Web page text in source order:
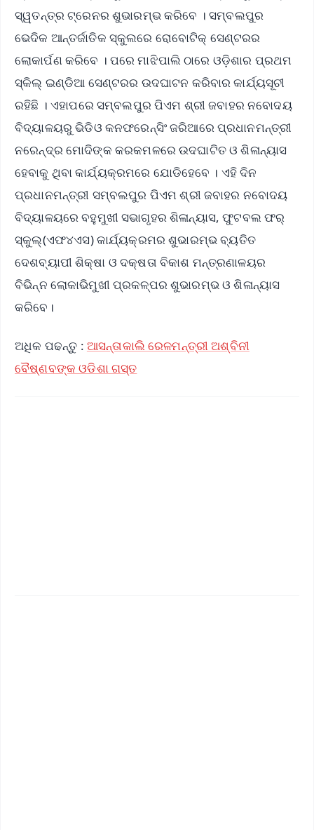
ସ୍ୱତନ୍ତ୍ର ଟ୍ରେନର ଶୁଭାରମ୍ଭ କରିବେ । ସମ୍ବଲପୁର
ଭେଦିକ ଆନ୍ତର୍ଜାତିକ ସ୍କୁଲରେ ରୋବୋଟିକ୍ ସେଣ୍ଟରର
ଲୋକାର୍ପଣ କରିବେ । ପରେ ମାଝିପାଲି ଠାରେ ଓଡ଼ିଶାର ପ୍ରଥମ
ସ୍କିଲ୍ ଇଣ୍ଡିଆ ସେଣ୍ଟରର ଉଦଘାଟନ କରିବାର କାର୍ଯ୍ୟସୂଚୀ
ରହିଛି । ଏହାପରେ ସମ୍ବଲପୁର ପିଏମ ଶ୍ରୀ ଜବାହର ନବୋଦୟ
ବିଦ୍ୟାଳୟରୁ ଭିଡିଓ କନଫରେନ୍ସିଂ ଜରିଆରେ ପ୍ରଧାନମନ୍ତ୍ରୀ
ନରେନ୍ଦ୍ର ମୋଦିଙ୍କ କରକମଳରେ ଉଦଘାଟିତ ଓ ଶିଳାନ୍ୟାସ
ହେବାକୁ ଥିବା କାର୍ଯ୍ୟକ୍ରମରେ ଯୋଡିହେବେ । ଏହି ଦିନ
ପ୍ରଧାନମନ୍ତ୍ରୀ ସମ୍ବଲପୁର ପିଏମ ଶ୍ରୀ ଜବାହର ନବୋଦୟ
ବିଦ୍ୟାଳୟରେ ବହୁମୁଖୀ ସଭାଗୃହର ଶିଳାନ୍ୟାସ, ଫୁଟବଲ ଫର୍
ସ୍କୁଲ୍(ଏଫ୪ଏସ) କାର୍ଯ୍ୟକ୍ରମର ଶୁଭାରମ୍ଭ ବ୍ୟତିତ
ଦେଶବ୍ୟାପୀ ଶିକ୍ଷା ଓ ଦକ୍ଷତା ବିକାଶ ମନ୍ତ୍ରଣାଳୟର
ବିଭିନ୍ନ ଲୋକାଭିମୁଖୀ ପ୍ରକଳ୍ପର ଶୁଭାରମ୍ଭ ଓ ଶିଳାନ୍ୟାସ
କରିବେ।
ଅଧିକ ପଢନ୍ତୁ : ଆସନ୍ତାକାଲି ରେଳମନ୍ତ୍ରୀ ଅଶ୍ବିନୀ
ବୈଷ୍ଣବଙ୍କ ଓଡିଶା ଗସ୍ତ